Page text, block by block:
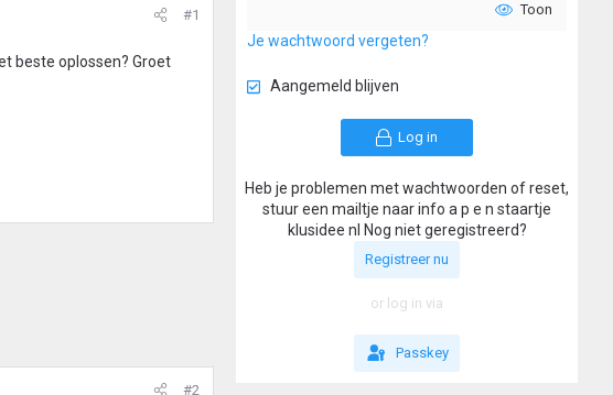
#1
beste oplossen? Groet
#2
Toon
Je wachtwoord vergeten?
Aangemeld blijven
Log in
Heb je problemen met wachtwoorden of reset,
stuur een mailtje naar info a p e n staartje
klusidee nl Nog niet geregistreerd?
Registreer nu
or log in via
Passkey